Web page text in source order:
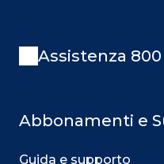
Assistenza
Abbonamenti e
Guida e supporto